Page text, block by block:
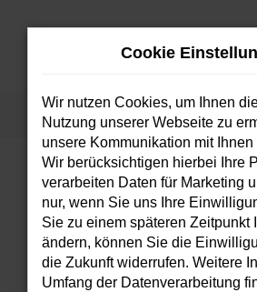
Zum
Startseite Fahrzeugsuche
FEHLER: NETWORK
Beim Laden ist ein Fehler
Hier sind ein paar Tipps, die
Cookie
Wir nutzen Cookies, um Ihnen
Nutzung unserer Webseite zu
unsere Kommunikation mit
Wir berücksichtigen hierbei Ihre
verarbeiten Daten für Marketing
nur, wenn Sie uns Ihre
Sie zu einem späteren Zeitpunkt
ändern, können Sie die
die Zukunft widerrufen. Weitere
Umfang der Datenverarbeitung